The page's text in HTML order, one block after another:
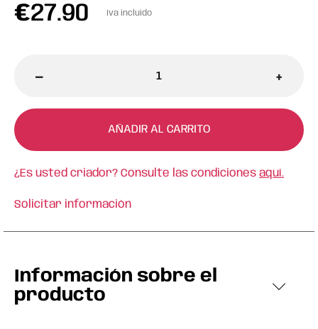
€27.90 Iva incluido
- +
AÑADIR AL CARRITO
¿Es usted criador? Consulte las condiciones aquí.
Solicitar información
Información sobre el
producto